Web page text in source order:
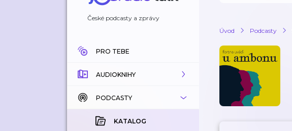
České podcasty a zprávy
PRO TEBE
AUDIOKNIHY
KATALOG
KOUPENÉ
PODCASTY
KATALOG
Úvod Podcasty